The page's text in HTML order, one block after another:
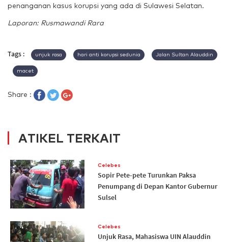
penanganan kasus korupsi yang ada di Sulawesi Selatan.
Laporan: Rusmawandi Rara
Tags : unjuk rasa hari anti korupsi sedunia Jalan Sultan Alauddin
macet
Share :
ATIKEL TERKAIT
Celebes
Sopir Pete-pete Turunkan Paksa
Penumpang di Depan Kantor Gubernur
Sulsel
Celebes
Unjuk Rasa, Mahasiswa UIN Alauddin